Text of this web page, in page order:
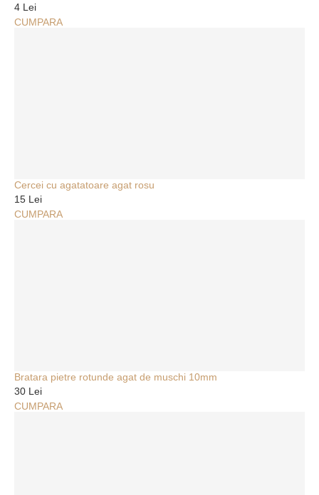
4 Lei
CUMPARA
Cercei cu agatatoare agat rosu
15 Lei
CUMPARA
Bratara pietre rotunde agat de muschi 10mm
30 Lei
CUMPARA